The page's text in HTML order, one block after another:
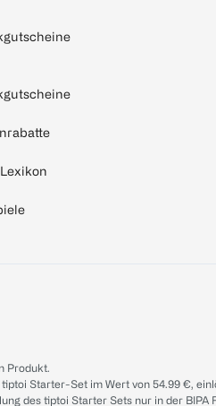
Produkt.
Starter-Set im Wert von 54.99 €,
des tiptoi Starter Sets nur in der